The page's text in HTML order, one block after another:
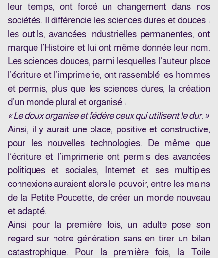
leur temps, ont forcé un changement dans nos
sociétés. Il différencie les sciences dures et douces :
les outils, avancées industrielles permanentes, ont
marqué l’Histoire et lui ont même donnée leur nom.
Les sciences douces, parmi lesquelles l’auteur place
l’écriture et l’imprimerie, ont rassemblé les hommes
et permis, plus que les sciences dures, la création
d’un monde plural et organisé :
« Le doux organise et fédère ceux qui utilisent le dur. »
Ainsi, il y aurait une place, positive et constructive,
pour les nouvelles technologies. De même que
l’écriture et l’imprimerie ont permis des avancées
politiques et sociales, Internet et ses multiples
connexions auraient alors le pouvoir, entre les mains
de la Petite Poucette, de créer un monde nouveau
et adapté.
Ainsi pour la première fois, un adulte pose son
regard sur notre génération sans en tirer un bilan
catastrophique. Pour la première fois, la Toile